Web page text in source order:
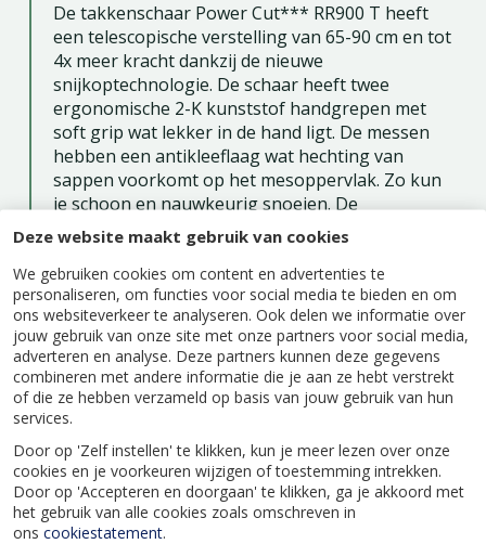
Deze website maakt gebruik van cookies
We gebruiken cookies om content en advertenties te
personaliseren, om functies voor social media te bieden en om
ons websiteverkeer te analyseren. Ook delen we informatie over
jouw gebruik van onze site met onze partners voor social media,
adverteren en analyse. Deze partners kunnen deze gegevens
combineren met andere informatie die je aan ze hebt verstrekt
of die ze hebben verzameld op basis van jouw gebruik van hun
services.
Door op 'Zelf instellen' te klikken, kun je meer lezen over onze
cookies en je voorkeuren wijzigen of toestemming intrekken.
Door op 'Accepteren en doorgaan' te klikken, ga je akkoord met
het gebruik van alle cookies zoals omschreven in
ons cookiestatement.
De takkenschaar Power Cut*** RR900 T heeft
een telescopische verstelling van 65-90 cm en tot
4x meer kracht dankzij de nieuwe
snijkoptechnologie. De schaar heeft twee
ergonomische 2-K kunststof handgrepen met
soft grip wat lekker in de hand ligt. De messen
hebben een antikleeflaag wat hechting van
sappen voorkomt op het mesoppervlak. Zo kun
je schoon en nauwkeurig snoeien. De
hefboomarmen hebben een geëloxeerde
aluminium laag, een harde, beschermende laag
aluminiumoxide. Dit verhoogt de duurzaamheid,
slijtvastheid en corrosiebestendigheid. De
schroeven zijn vlak om onnodige schade aan de
boom te minimaliseren. De takkenschaar heeft
een precieze instelbare messpanning en
stootbuffers.
Deze takkenschaar van Wolf-Garten heeft een
bypass( papegaaienbek): twee tegengestelde
werkende messen waarmee je de takken zuiver
en precies kunt snoeien. Deze snijtechniek is zeer
geschikt voor jong en/of zacht hout en zorgt